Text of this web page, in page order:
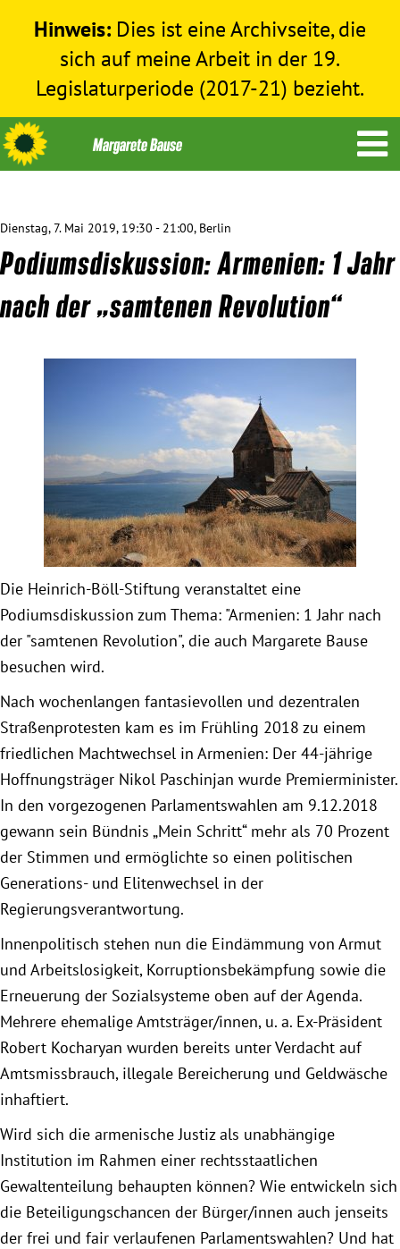
Hinweis: Dies ist eine Archivseite, die
sich auf meine Arbeit in der 19.
Legislaturperiode (2017-21) bezieht.
Themen
Menschenrechte
Bundestag 2017-2021
Obfrau im Ausschuss für Menschenrechte und
humanitäre Hilfe
Mein Abstimmungsverhalten
Ämter, Funktionen und Einkünfte
Besuch in Berlin
Praktikum
Patenschaftsprogramm
Bayern
München
Zur Person
Kontakt
Presse
Termine
Twitter
Facebook
Instagram
Dienstag, 7. Mai 2019, 19:30 - 21:00, Berlin
Podiumsdiskussion: Armenien: 1 Jahr
nach der „samtenen Revolution“
Die Heinrich-Böll-Stiftung veranstaltet eine
Podiumsdiskussion zum Thema: "Armenien: 1 Jahr nach
der "samtenen Revolution", die auch Margarete Bause
besuchen wird.
Nach wochenlangen fantasievollen und dezentralen
Straßenprotesten kam es im Frühling 2018 zu einem
friedlichen Machtwechsel in Armenien: Der 44-jährige
Hoffnungsträger Nikol Paschinjan wurde Premierminister.
In den vorgezogenen Parlamentswahlen am 9.12.2018
gewann sein Bündnis „Mein Schritt“ mehr als 70 Prozent
der Stimmen und ermöglichte so einen politischen
Generations- und Elitenwechsel in der
Regierungsverantwortung.
Innenpolitisch stehen nun die Eindämmung von Armut
und Arbeitslosigkeit, Korruptionsbekämpfung sowie die
Erneuerung der Sozialsysteme oben auf der Agenda.
Mehrere ehemalige Amtsträger/innen, u. a. Ex-Präsident
Robert Kocharyan wurden bereits unter Verdacht auf
Amtsmissbrauch, illegale Bereicherung und Geldwäsche
inhaftiert.
Wird sich die armenische Justiz als unabhängige
Institution im Rahmen einer rechtsstaatlichen
Gewaltenteilung behaupten können? Wie entwickeln sich
die Beteiligungschancen der Bürger/innen auch jenseits
der frei und fair verlaufenen Parlamentswahlen? Und hat